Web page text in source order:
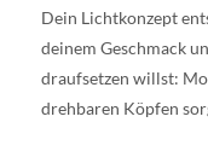
Dein Lichtkonzept
deinem Geschmack
draufsetzen willst:
drehbaren Köpfen